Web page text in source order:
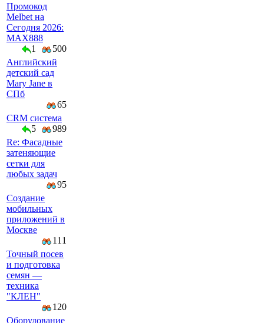
Промокод
Melbet на
Сегодня 2026:
MAX888
1
500
Английский
детский сад
Mary Jane в
СПб
65
CRM система
5
989
Re: Фасадные
затеняющие
сетки для
любых задач
95
Создание
мобильных
приложений в
Москве
111
Точный посев
и подготовка
семян —
техника
"КЛЕН"
120
Оборудование